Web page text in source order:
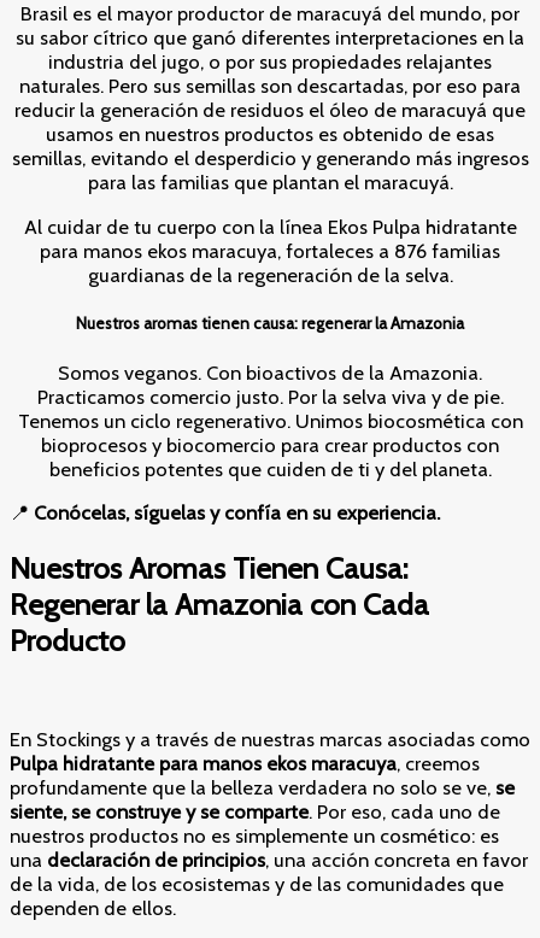
Brasil es el mayor productor de maracuyá del mundo, por
su sabor cítrico que ganó diferentes interpretaciones en la
industria del jugo, o por sus propiedades relajantes
naturales. Pero sus semillas son descartadas, por eso para
reducir la generación de residuos el óleo de maracuyá que
usamos en nuestros productos es obtenido de esas
semillas, evitando el desperdicio y generando más ingresos
para las familias que plantan el maracuyá.
Al cuidar de tu cuerpo con la línea Ekos Pulpa hidratante
para manos ekos maracuya, fortaleces a 876 familias
guardianas de la regeneración de la selva.
Nuestros aromas tienen causa: regenerar la Amazonia
Somos veganos. Con bioactivos de la Amazonia.
Practicamos comercio justo. Por la selva viva y de pie.
Tenemos un ciclo regenerativo. Unimos biocosmética con
bioprocesos y biocomercio para crear productos con
beneficios potentes que cuiden de ti y del planeta.
📍 Conócelas, síguelas y confía en su experiencia.
Nuestros Aromas Tienen Causa:
Regenerar la Amazonia con Cada
Producto
En Stockings y a través de nuestras marcas asociadas como
Pulpa hidratante para manos ekos maracuya, creemos
profundamente que la belleza verdadera no solo se ve, se
siente, se construye y se comparte. Por eso, cada uno de
nuestros productos no es simplemente un cosmético: es
una declaración de principios, una acción concreta en favor
de la vida, de los ecosistemas y de las comunidades que
dependen de ellos.